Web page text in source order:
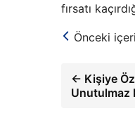
fırsatı
Önceki
← Kişiye
Unutulmaz